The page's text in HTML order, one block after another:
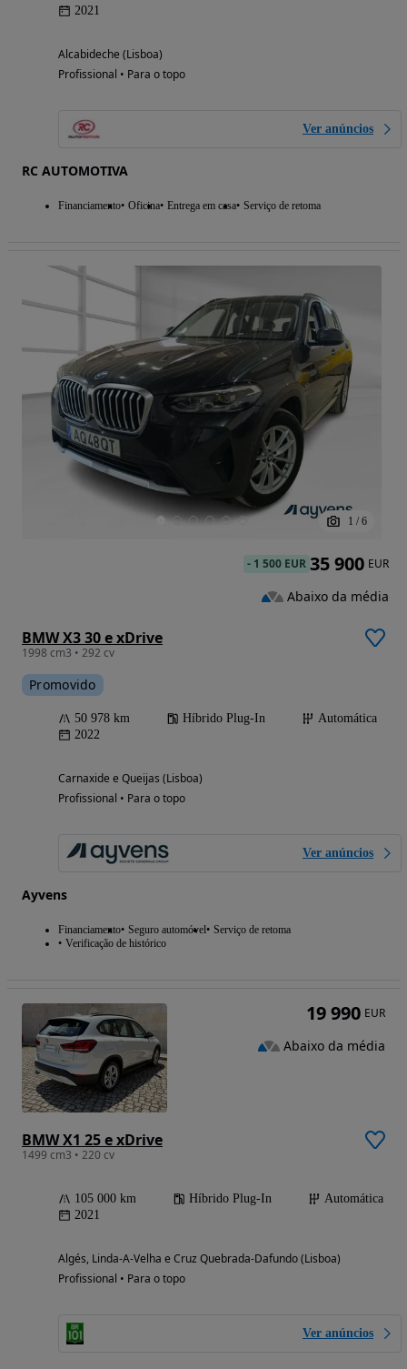
2021
Alcabideche (Lisboa)
Profissional • Para o topo
Ver anúncios
RC AUTOMOTIVA
Financiamento Oficina Entrega em casa Serviço de retoma
1 / 6
BMW X3 30 e xDrive
1998 cm3 • 292 cv
Promovido
50 978 km Híbrido Plug-In
Automática
2022
Carnaxide e Queijas (Lisboa)
Profissional • Para o topo
Ver anúncios
Ayvens
Financiamento Seguro automóvel
Serviço de retoma
Verificação de histórico
- 1 500 EUR 35 900 EUR
Abaixo da média
BMW X1 25 e xDrive
1499 cm3 • 220 cv
105 000 km Híbrido Plug-In
Automática
2021
Algés, Linda-A-Velha e Cruz Quebrada-Dafundo (Lisboa)
Profissional • Para o topo
Ver anúncios
19 990 EUR
Abaixo da média